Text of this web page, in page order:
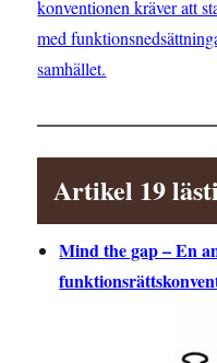
konventionen kräver att
med
samhället.
Artikel 19
Mind the gap – En